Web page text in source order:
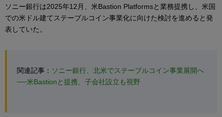
ソニー銀行は2025年12月、米Bastion Platformsと業務提携し、米国
での米ドル建てステーブルコイン事業化に向けた検討を進めると発
表していた。
関連記事： ソニー銀行、北米でステーブルコイン事業展開へ
──米Bastionと提携、子会社設立も視野